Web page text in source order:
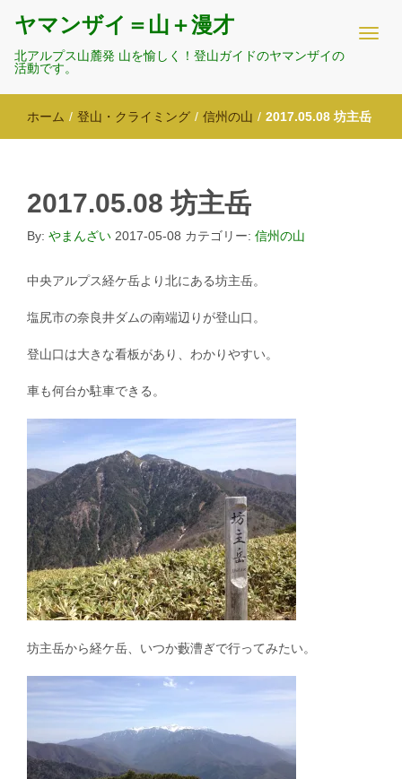
ヤマンザイ＝山＋漫才
北アルプス山麓発 山を愉しく！登山ガイドのヤマンザイの
活動です。
ホーム / 登山・クライミング / 信州の山 / 2017.05.08 坊主岳
2017.05.08 坊主岳
By: やまんざい 2017-05-08 カテゴリー: 信州の山
中央アルプス経ケ岳より北にある坊主岳。
塩尻市の奈良井ダムの南端辺りが登山口。
登山口は大きな看板があり、わかりやすい。
車も何台か駐車できる。
坊主岳から経ケ岳、いつか藪漕ぎで行ってみたい。